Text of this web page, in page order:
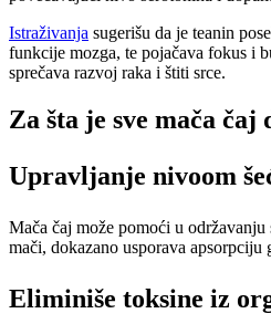
Istraživanja sugerišu da je teanin
funkcije mozga, te pojačava fokus i
sprečava razvoj raka i štiti srce.
Za šta je sve mača čaj
Upravljanje nivoom
Mača čaj može pomoći u
mači, dokazano usporava
Eliminiše toksine iz